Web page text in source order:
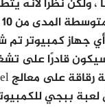
، ولكن نظرًا لأنه
جهاز كمبيوتر تم
قادرًا على
ببجي